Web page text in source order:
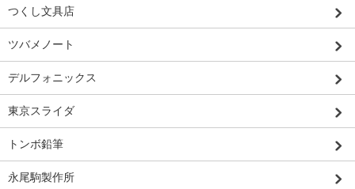
つくし文具店
ツバメノート
デルフォニックス
東京スライダ
トンボ鉛筆
永尾駒製作所